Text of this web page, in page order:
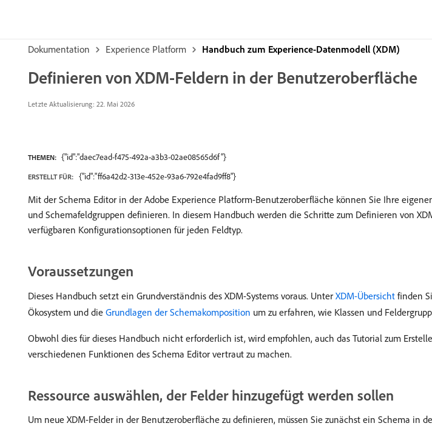
Dokumentation Experience Platform Handbuch zum Experience-Datenmodell (XDM)
Definieren von XDM-Feldern in der Benutzeroberfläche
Letzte Aktualisierung: 22. Mai 2026
THEMEN: {"id":"daec7ead-f475-492a-a3b3-02ae08565d6f"}
ERSTELLT FÜR: {"id":"ff6a42d2-313e-452e-93a6-792e4fad9ff8"}
Mit der Schema Editor in der Adobe Experience Platform-Benutzeroberfläche können Sie Ihre
und Schemafeldgruppen definieren. In diesem Handbuch werden die Schritte zum Definieren von
verfügbaren Konfigurationsoptionen für jeden Feldtyp.
Voraussetzungen
Dieses Handbuch setzt ein Grundverständnis des XDM-Systems voraus. Unter XDM-Übersicht finden
Ökosystem und die Grundlagen der Schemakomposition um zu erfahren, wie Klassen und
Obwohl dies für dieses Handbuch nicht erforderlich ist, wird empfohlen, auch das Tutorial zum
verschiedenen Funktionen des Schema Editor vertraut zu machen.
Ressource auswählen, der Felder hinzugefügt werden sollen
Um neue XDM-Felder in der Benutzeroberfläche zu definieren, müssen Sie zunächst ein Schema in